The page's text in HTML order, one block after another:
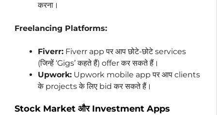
करना।
Freelancing Platforms:
Fiverr: Fiverr app पर आप छोटे-छोटे services
(जिन्हें ‘Gigs’ कहते हैं) offer कर सकते हैं।
Upwork: Upwork mobile app पर आप clients
के projects के लिए bid कर सकते हैं।
Stock Market और Investment Apps